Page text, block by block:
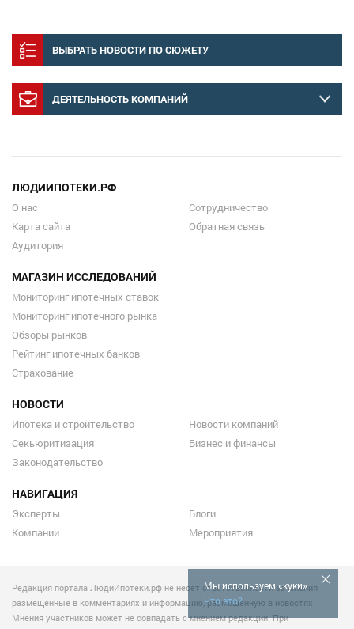
ВЫБРАТЬ НОВОСТИ ПО СЮЖЕТУ
ДЕЯТЕЛЬНОСТЬ КОМПАНИЙ
Мы используем «куки»
Что это?
ЛЮДИИПОТЕКИ.РФ
О нас
Карта сайта
Аудитория
Сотрудничество
Обратная связь
МАГАЗИН ИССЛЕДОВАНИЙ
Мониторинг ипотечных ставок
Мониторинг ипотечного рынка
Обзоры рынков
Рейтинг ипотечных банков
Страхование
НОВОСТИ
Ипотека и строительство
Секьюритизация
Законодательство
Новости компаний
Бизнес и финансы
НАВИГАЦИЯ
Эксперты
Компании
Блоги
Мероприятия
Редакция портала ЛюдиИпотеки.рф не несет ответственности за мнения
размещенные в комментариях и информацию, размещенную в новостях.
Мнения участников может не совпадать с мнением редакции. При